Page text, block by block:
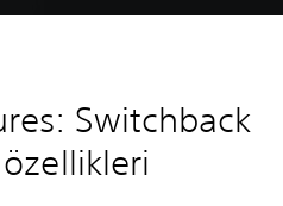
Switchback